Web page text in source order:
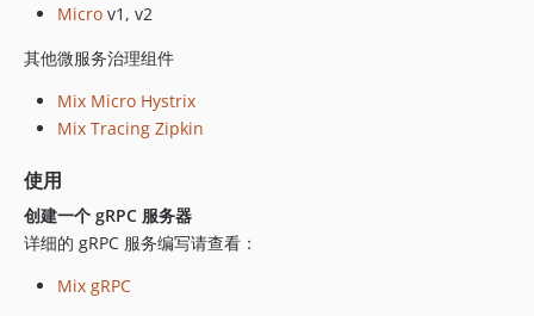
Micro v1, v2
其他微服务治理组件
Mix Micro Hystrix
Mix Tracing Zipkin
使用
创建一个 gRPC 服务器
详细的 gRPC 服务编写请查看：
Mix gRPC